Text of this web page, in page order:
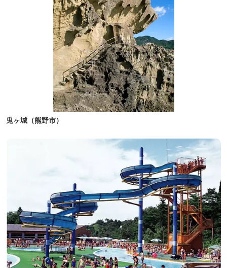
鬼ヶ城（熊野市）